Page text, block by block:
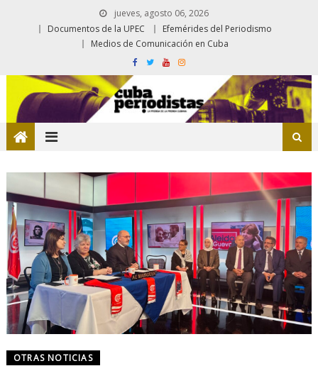
jueves, agosto 06, 2026
Documentos de la UPEC
Efemérides del Periodismo
Medios de Comunicación en Cuba
OTRAS NOTICIAS